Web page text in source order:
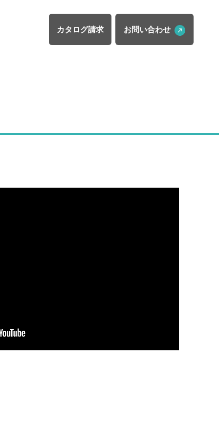
カタログ請求 お問い合わせ